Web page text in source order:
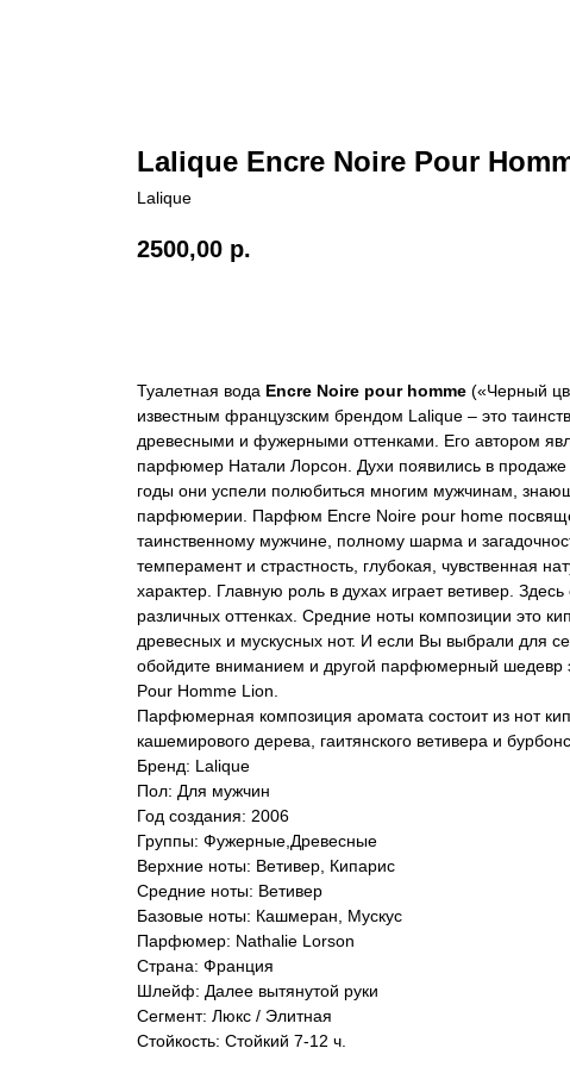
Lalique Encre Noire Pour
Lalique
2500,00 р.
Туалетная вода Encre Noire pour homme («Черный
известным французским брендом Lalique – это
древесными и фужерными оттенками. Его автором
парфюмер Натали Лорсон. Духи появились в
годы они успели полюбиться многим мужчинам,
парфюмерии. Парфюм Encre Noire pour home
таинственному мужчине, полному шарма и
темперамент и страстность, глубокая, чувственная
характер. Главную роль в духах играет ветивер. Здесь
различных оттенках. Средние ноты композиции это
древесных и мускусных нот. И если Вы выбрали для
обойдите вниманием и другой парфюмерный шедевр
Pour Homme Lion.
Парфюмерная композиция аромата состоит из нот
кашемирового дерева, гаитянского ветивера и
Бренд: Lalique
Пол: Для мужчин
Год создания: 2006
Группы: Фужерные,Древесные
Верхние ноты: Ветивер, Кипарис
Средние ноты: Ветивер
Базовые ноты: Кашмеран, Мускус
Парфюмер: Nathalie Lorson
Страна: Франция
Шлейф: Далее вытянутой руки
Сегмент: Люкс / Элитная
Стойкость: Стойкий 7-12 ч.